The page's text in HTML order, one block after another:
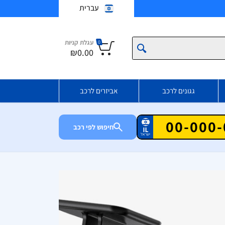
עברית
גגונים לרכב אביזרים לרכב
0 עגלת קניות
₪0.00
חיפוש לפי רכב